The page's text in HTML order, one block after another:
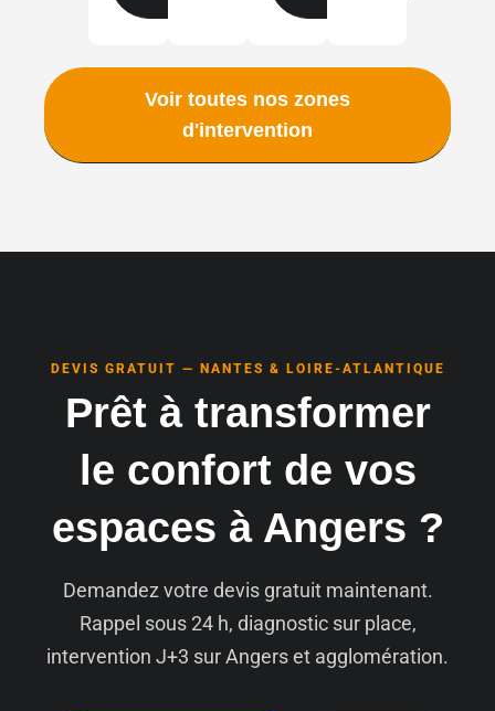
Voir toutes nos zones
d'intervention
DEVIS GRATUIT — NANTES & LOIRE-ATLANTIQUE
Prêt à transformer
le confort de vos
espaces à Angers ?
Demandez votre devis gratuit maintenant.
Rappel sous 24 h, diagnostic sur place,
intervention J+3 sur Angers et agglomération.